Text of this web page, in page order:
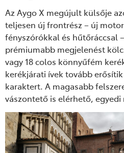
Az Aygo X megújult külsője
teljesen új frontrész – új
fényszórókkal és hűtőráccsal
prémiumabb megjelenést
vagy 18 colos könnyűfém
kerékjárati ívek tovább
karaktert. A magasabb
vászontető is elérhető,